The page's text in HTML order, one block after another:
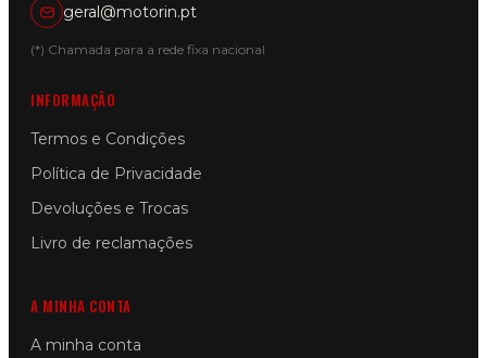
geral@motorin.pt
(*) Chamada para a rede fixa nacional
INFORMAÇÃO
Termos e Condições
Política de Privacidade
Devoluções e Trocas
Livro de reclamações
A MINHA CONTA
A minha conta